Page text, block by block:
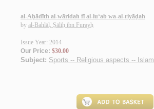
al-Aḥādīth al-wāridah fī al-lu‘ab wa-al-riyāḍah
by al-Bahlāl, Ṣāliḥ ibn Furayḥ
Issue Year: 2014
Our Price: $30.00
Subject: Sports -- Religious aspects -- Islam